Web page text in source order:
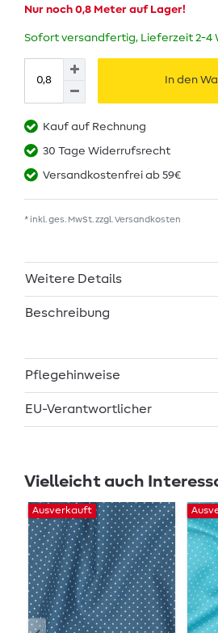
Nur noch 0,8 Meter auf Lager!
Sofort versandfertig, Lieferzeit 2-4
In den
Kauf auf Rechnung
30 Tage Widerrufsrecht
Versandkostenfrei ab 59€
* inkl. ges. MwSt. zzgl. Versandkosten
Weitere Details
Beschreibung
Pflegehinweise
EU-Verantwortlicher
Vielleicht auch
Ausverkauft